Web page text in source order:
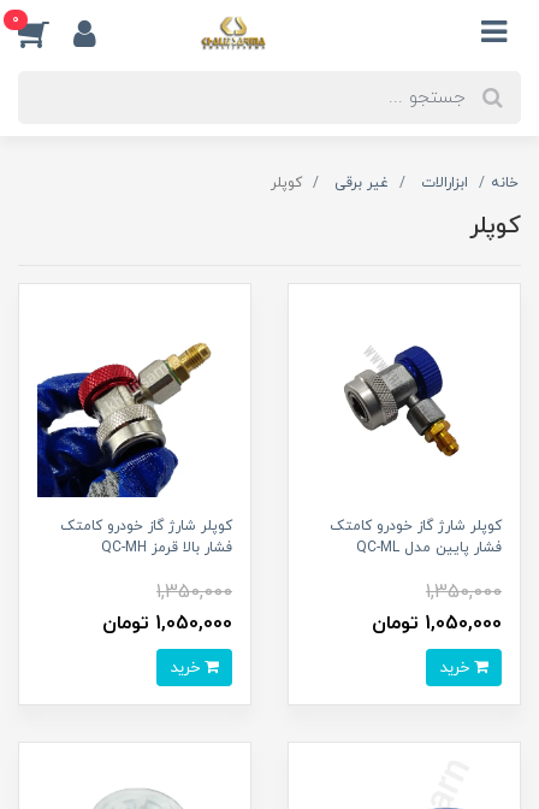
0
خانه ابزارالات غیر برقی کوپلر
کوپلر
کوپلر شارژ گاز خودرو کامتک
فشار پایین مدل QC-ML
1,350,000
1,050,000 تومان
کوپلر شارژ گاز خودرو کامتک
فشار بالا قرمز QC-MH
1,350,000
1,050,000 تومان